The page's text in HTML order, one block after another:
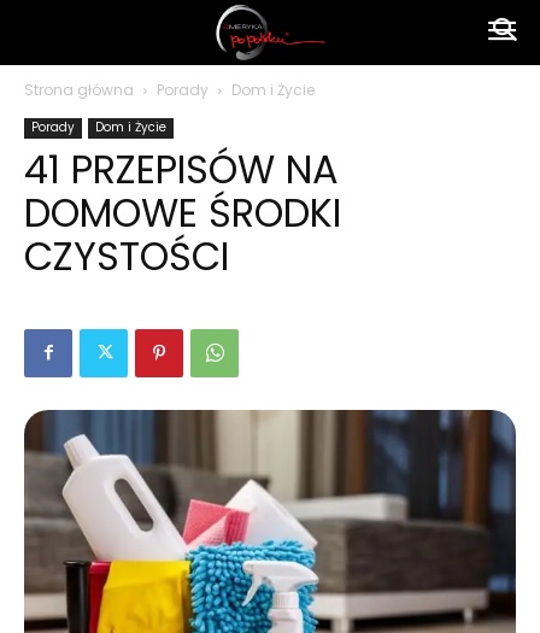
polsku
Strona główna Porady Dom i Życie
Porady Dom i Życie
41 PRZEPISÓW NA
DOMOWE ŚRODKI
CZYSTOŚCI